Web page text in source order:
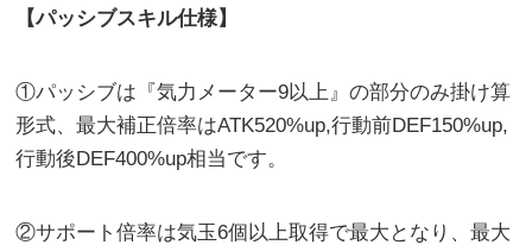
【パッシブスキル仕様】
①パッシブは『気力メーター9以上』の部分のみ掛け算
形式、最大補正倍率はATK520%up,行動前DEF150%up,
行動後DEF400%up相当です。
②サポート倍率は気玉6個以上取得で最大となり、最大